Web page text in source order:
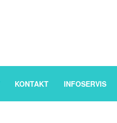
KONTAKT INFOSERVIS